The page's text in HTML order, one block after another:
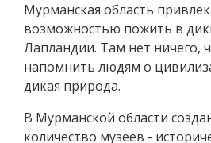
Мурманская область
возможностью пожить в
Лапландии. Там нет ничего,
напомнить людям о
дикая природа.
В Мурманской области
количество музеев -